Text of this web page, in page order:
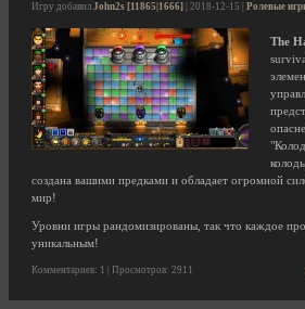
Игру добавил John2s [11865|1666] | 2018-12-15 | Ролевые
The
создана вашими предками и обладает огромной
мир!
Уровни игры рандомизированы, так что каждое
уникальным!
Комментариев: 1 | Просмотров: 2911